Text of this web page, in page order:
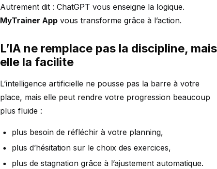
Autrement dit : ChatGPT vous enseigne la logique.
MyTrainer App vous transforme grâce à l’action.
L’IA ne remplace pas la discipline, mais
elle la facilite
L’intelligence artificielle ne pousse pas la barre à votre
place, mais elle peut rendre votre progression beaucoup
plus fluide :
plus besoin de réfléchir à votre planning,
plus d’hésitation sur le choix des exercices,
plus de stagnation grâce à l’ajustement automatique.